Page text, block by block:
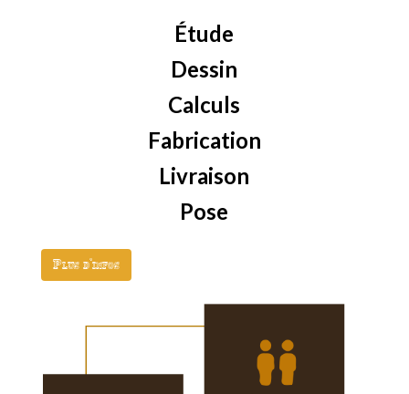
Étude
Dessin
Calculs
Fabrication
Livraison
Pose
Plus d'infos